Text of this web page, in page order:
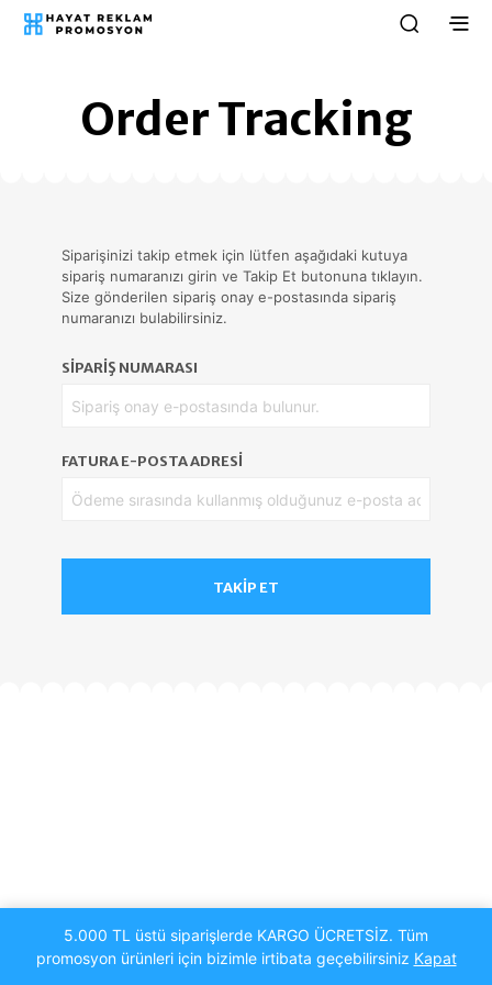
Order Tracking
Siparişinizi takip etmek için lütfen aşağıdaki kutuya
sipariş numaranızı girin ve Takip Et butonuna tıklayın.
Size gönderilen sipariş onay e-postasında sipariş
numaranızı bulabilirsiniz.
SIPARIŞ NUMARASI
FATURA E-POSTA ADRESI
TAKIP ET
5.000 TL üstü siparişlerde KARGO ÜCRETSİZ. Tüm
promosyon ürünleri için bizimle irtibata geçebilirsiniz Kapat